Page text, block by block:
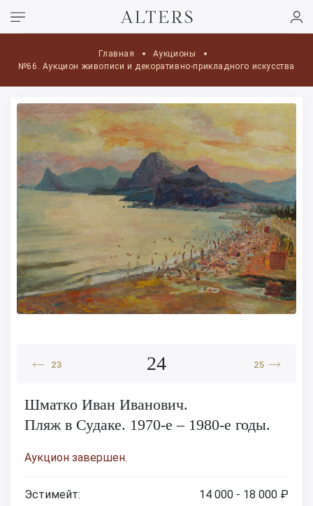
Главная
Аукционы
№66. Аукцион живописи и декоративно-прикладного искусства
23 24 25
Шматко Иван Иванович.
Пляж в Судаке. 1970-е – 1980-е годы.
Аукцион завершен.
Эстимейт: 14 000 - 18 000 ₽